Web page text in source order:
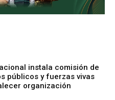
instala comisión de
públicos y fuerzas vivas
organización